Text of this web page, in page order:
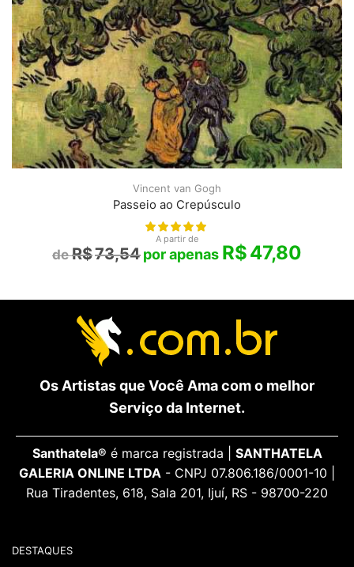
Vincent van Gogh
Passeio ao Crepúsculo
A partir de
R$73,54 R$47,80
Os Artistas que Você Ama com o melhor
Serviço da Internet.
Santhatela® é marca registrada | SANTHATELA
GALERIA ONLINE LTDA - CNPJ 07.806.186/0001-10 |
Rua Tiradentes, 618, Sala 201, Ijuí, RS - 98700-220
DESTAQUES